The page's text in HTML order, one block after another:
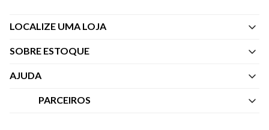
LOCALIZE UMA LOJA
SOBRE ESTOQUE
Quem Somos
AJUDA
Central de Atendimento
PARCEIROS